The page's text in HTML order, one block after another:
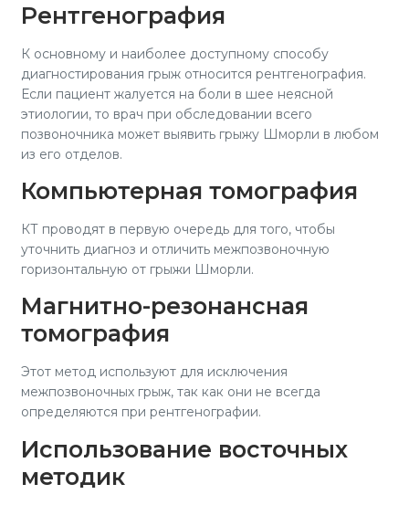
Рентгенография
К основному и наиболее доступному способу
диагностирования грыж относится рентгенография.
Если пациент жалуется на боли в шее неясной
этиологии, то врач при обследовании всего
позвоночника может выявить грыжу Шморли в любом
из его отделов.
Компьютерная томография
КТ проводят в первую очередь для того, чтобы
уточнить диагноз и отличить межпозвоночную
горизонтальную от грыжи Шморли.
Магнитно-резонансная
томография
Этот метод используют для исключения
межпозвоночных грыж, так как они не всегда
определяются при рентгенографии.
Использование восточных
методик